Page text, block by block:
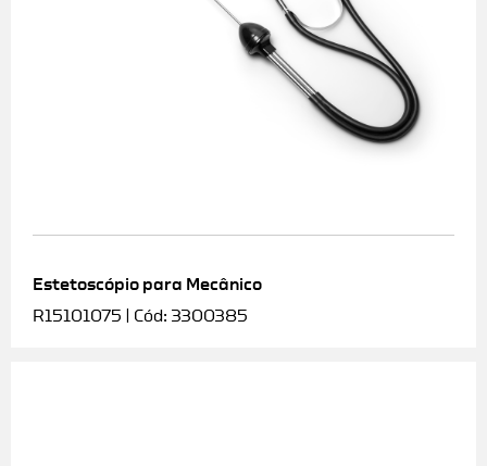
Estetoscópio para Mecânico
R15101075 | Cód: 3300385